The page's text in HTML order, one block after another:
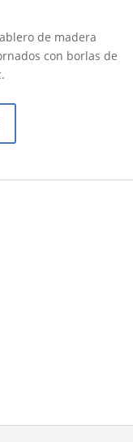
de madera
con borlas de